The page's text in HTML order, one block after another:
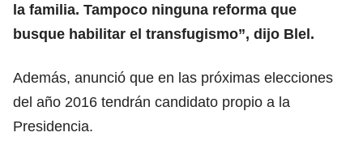
la familia. Tampoco ninguna reforma que
busque habilitar el transfugismo”, dijo Blel.
Además, anunció que en las próximas elecciones
del año 2016 tendrán candidato propio a la
Presidencia.